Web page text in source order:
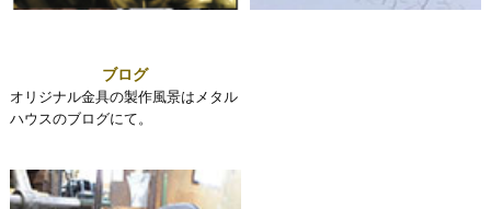
ブログ
オリジナル金具の製作風景はメタル
ハウスのブログにて。